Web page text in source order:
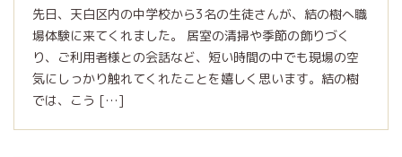
先日、天白区内の中学校から3名の生徒さんが、結の樹へ職
場体験に来てくれました。 居室の清掃や季節の飾りづく
り、ご利用者様との会話など、短い時間の中でも現場の空
気にしっかり触れてくれたことを嬉しく思います。結の樹
では、こう […]